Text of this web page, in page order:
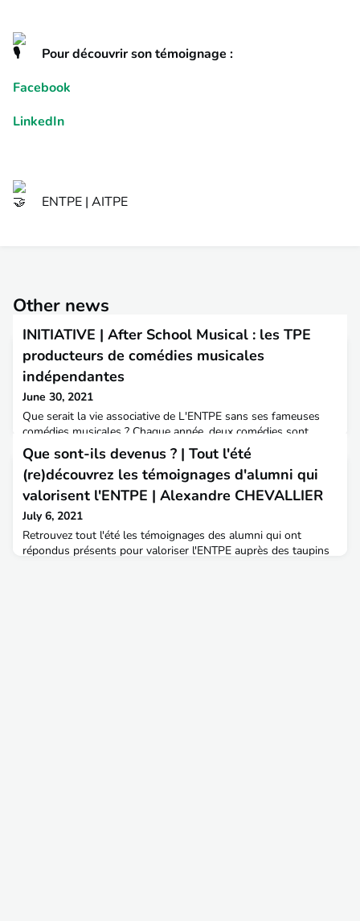
Pour découvrir son témoignage :
Facebook
LinkedIn
ENTPE | AITPE
Other news
INITIATIVE | After School Musical : les TPE
producteurs de comédies musicales
indépendantes
June 30, 2021
Que serait la vie associative de L'ENTPE sans ses fameuses
comédies musicales ? Chaque année, deux comédies sont
réalisées, et rassemblent plus d'une centaine d'élèves, qui
chantent, dansent, jouent, préparent les centaines de costumes
et décors, et mettent en lumière ce beau spectacle ✨À la fin de
leurs études à TPE, un groupe de jeunes diplômées, issus des
promotions 64, 65 et 66 a décidé de pou
Que sont-ils devenus ? | Tout l'été
(re)découvrez les témoignages d'alumni qui
valorisent l'ENTPE | Alexandre CHEVALLIER
July 6, 2021
Retrouvez tout l'été les témoignages des alumni qui ont
répondus présents pour valoriser l'ENTPE auprès des taupins